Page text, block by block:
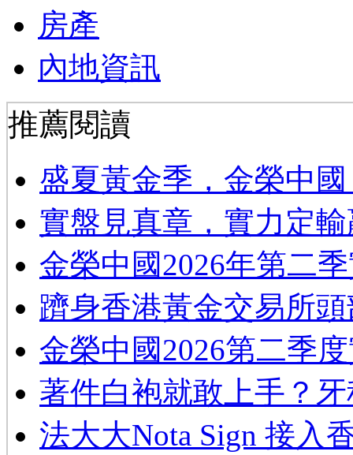
房產
內地資訊
推薦閱讀
盛夏黃金季，金榮中
實盤見真章，實力定
金榮中國2026年第二
躋身香港黃金交易所
金榮中國2026第二季
著件白袍就敢上手？
法大大Nota Sign 接入